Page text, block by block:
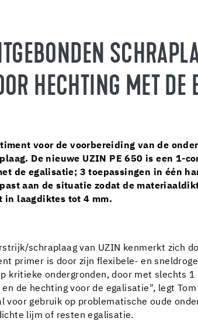
HECHTING MET DE
voor de voorbereiding van de
De nieuwe UZIN PE 650 is een 1-
de egalisatie; 3 toepassingen in één
aan de situatie zodat de
in laagdiktes tot 4 mm.
schraplaag van UZIN kenmerkt zich
primer is door zijn flexibele- en
kritieke ondergronden, door met slechts
de hechting voor de egalisatie", legt
voor gebruik op problematische oude
lijm of resten egalisatie.